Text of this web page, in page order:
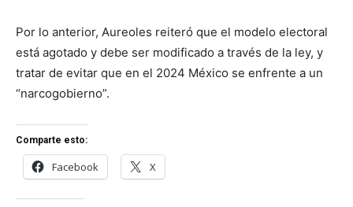
Por lo anterior, Aureoles reiteró que el modelo electoral
está agotado y debe ser modificado a través de la ley, y
tratar de evitar que en el 2024 México se enfrente a un
“narcogobierno”.
Comparte esto:
Facebook X